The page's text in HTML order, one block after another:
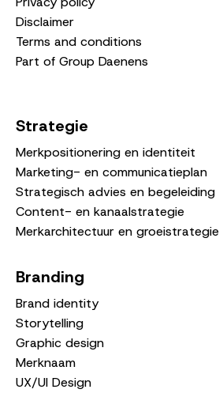
Disclaimer
Terms and conditions
Part of Group Daenens
Strategie
Merkpositionering en identiteit
Marketing- en communicatieplan
Strategisch advies en begeleiding
Content- en kanaalstrategie
Merkarchitectuur en groeistrategie
Branding
Brand identity
Storytelling
Graphic design
Merknaam
UX/UI Design